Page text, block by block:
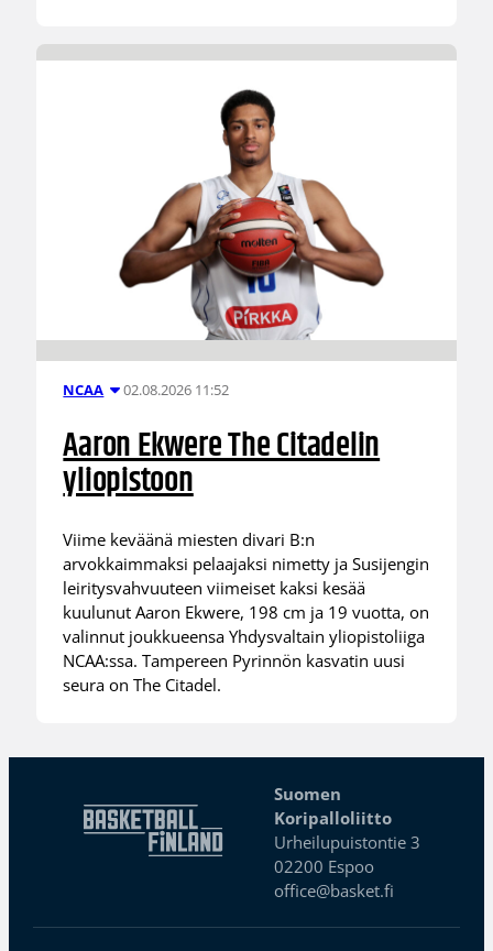
NCAA 02.08.2026 11:52
Aaron Ekwere The Citadelin
yliopistoon
Viime keväänä miesten divari B:n
arvokkaimmaksi pelaajaksi nimetty ja Susijengin
leiritysvahvuuteen viimeiset kaksi kesää
kuulunut Aaron Ekwere, 198 cm ja 19 vuotta, on
valinnut joukkueensa Yhdysvaltain yliopistoliiga
NCAA:ssa. Tampereen Pyrinnön kasvatin uusi
seura on The Citadel.
Suomen
Koripalloliitto
Urheilupuistontie 3
02200 Espoo
office@basket.fi